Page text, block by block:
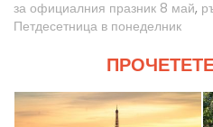
за официалния празник 8 май,
Петдесетница в понеделник